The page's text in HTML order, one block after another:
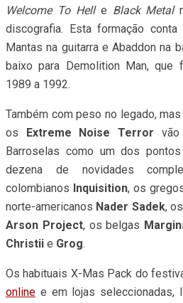
Welcome To Helle Black Metal
discografia. Esta formação
Mantas na guitarra e Abaddon na
baixo para Demolition Man,
1989 a 1992.
Também com peso no legado,
os
Extreme Noise Terror
Barroselas como um dos
dezena de novidades
colombianos Inquisition, os
norte-americanos Nader Sadek,
Arson Project, os belgas
Christii e Grog.
Os habituais X-Mas Pack do
online e em lojas seleccionadas,